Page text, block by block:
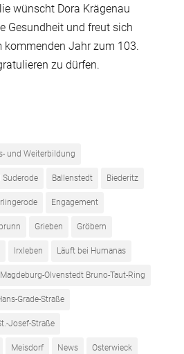
wünscht Dora Krägenau
Gesundheit und freut sich
kommenden Jahr zum 103.
zu dürfen.
und Weiterbildung
Suderode Ballenstedt Biederitz
Engagement
Grieben Gröbern
Irxleben Läuft bei Humanas
Magdeburg-Olvenstedt Bruno-Taut-Ring
Grade-Straße
Josef-Straße
Meisdorf News Osterwieck